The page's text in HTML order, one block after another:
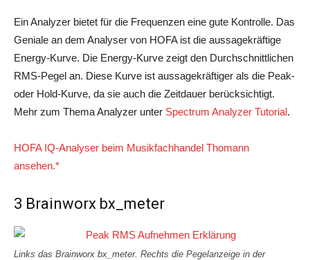
Ein Analyzer bietet für die Frequenzen eine gute Kontrolle. Das
Geniale an dem Analyser von HOFA ist die aussagekräftige
Energy-Kurve. Die Energy-Kurve zeigt den Durchschnittlichen
RMS-Pegel an. Diese Kurve ist aussagekräftiger als die Peak-
oder Hold-Kurve, da sie auch die Zeitdauer berücksichtigt.
Mehr zum Thema Analyzer unter Spectrum Analyzer Tutorial.
HOFA IQ-Analyser beim Musikfachhandel Thomann
ansehen.*
3 Brainworx bx_meter
Links das Brainworx bx_meter. Rechts die Pegelanzeige in der